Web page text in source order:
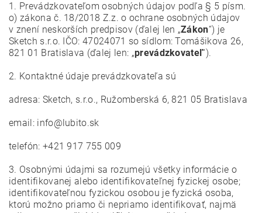
1. Prevádzkovateľom osobných údajov podľa § 5 písm.
o) zákona č. 18/2018 Z.z. o ochrane osobných údajov
v znení neskorších predpisov (ďalej len „Zákon“) je
Sketch s.r.o. IČO: 47024071 so sídlom: Tomášikova 26,
821 01 Bratislava (ďalej len: „prevádzkovateľ“).
2. Kontaktné údaje prevádzkovateľa sú
adresa: Sketch, s.r.o., Ružomberská 6, 821 05 Bratislava
email: info@lubito.sk
telefón: +421917 755 009
3. Osobnými údajmi sa rozumejú všetky informácie o
identifikovanej alebo identifikovateľnej fyzickej osobe;
identifikovateľnou fyzickou osobou je fyzická osoba,
ktorú možno priamo či nepriamo identifikovať, najmä